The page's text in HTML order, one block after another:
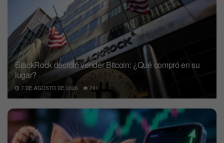
BlackRock decidió vender Bitcoin: ¿Qué compró en su
lugar?
7 DE AGOSTO DE 2026 701